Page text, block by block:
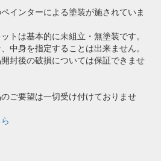
インターによる塗装が施されていま
トは基本的に未組立・無塗装です。
中身を指定することは出来ません。
封後の破損については保証できませ
ご要望は一切受け付けておりませ